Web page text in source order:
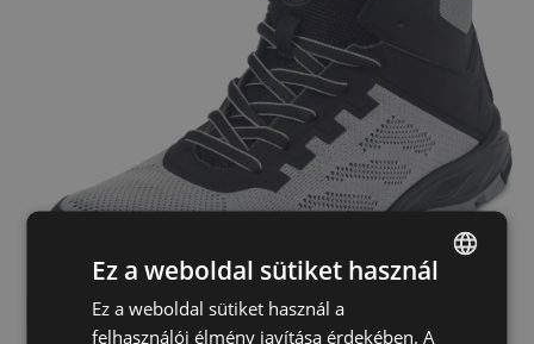
Ez a weboldal sütiket használ
Ez a weboldal sütiket használ a
felhasználói élmény javítása érdekében. A